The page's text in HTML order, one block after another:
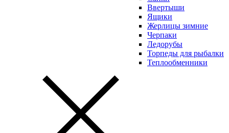
Ввертыши
Ящики
Жерлицы зимние
Черпаки
Ледорубы
Торпеды для рыбалки
Теплообменники